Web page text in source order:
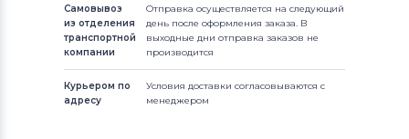
Самовывоз
из отделения
транспортной
компании
Отправка осуществляется на следующий
день после оформления заказа. В
выходные дни отправка заказов не
производится
Курьером по
адресу
Условия доставки согласовываются с
менеджером